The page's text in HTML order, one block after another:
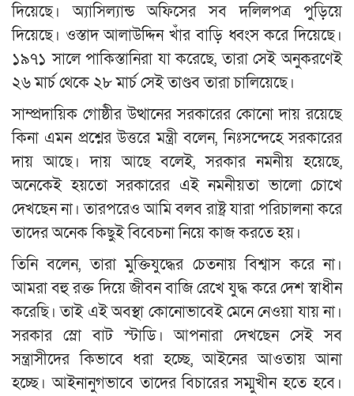
দিয়েছে। অ্যাসিল্যান্ড অফিসের সব দলিলপত্র পুড়িয়ে
দিয়েছে। ওস্তাদ আলাউদ্দিন খাঁর বাড়ি ধ্বংস করে দিয়েছে।
১৯৭১ সালে পাকিস্তানিরা যা করেছে, তারা সেই অনুকরণেই
২৬ মার্চ থেকে ২৮ মার্চ সেই তাণ্ডব তারা চালিয়েছে।
সাম্প্রদায়িক গোষ্ঠীর উত্থানের সরকারের কোনো দায় রয়েছে
কিনা এমন প্রশ্নের উত্তরে মন্ত্রী বলেন, নিঃসন্দেহে সরকারের
দায় আছে। দায় আছে বলেই, সরকার নমনীয় হয়েছে,
অনেকেই হয়তো সরকারের এই নমনীয়তা ভালো চোখে
দেখছেন না। তারপরেও আমি বলব রাষ্ট্র যারা পরিচালনা করে
তাদের অনেক কিছুই বিবেচনা নিয়ে কাজ করতে হয়।
তিনি বলেন, তারা মুক্তিযুদ্ধের চেতনায় বিশ্বাস করে না।
আমরা বহু রক্ত দিয়ে জীবন বাজি রেখে যুদ্ধ করে দেশ স্বাধীন
করেছি। তাই এই অবস্থা কোনোভাবেই মেনে নেওয়া যায় না।
সরকার স্লো বাট স্টাডি। আপনারা দেখছেন সেই সব
সন্ত্রাসীদের কিভাবে ধরা হচ্ছে, আইনের আওতায় আনা
হচ্ছে। আইনানুগভাবে তাদের বিচারের সম্মুখীন হতে হবে।